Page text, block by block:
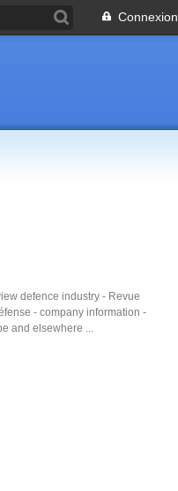
Connexion
defence industry - Revue
- company information -
and elsewhere ...